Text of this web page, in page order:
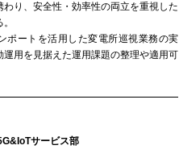
り、安全性・効率性の両立を重視した
ポートを活用した変電所巡視業務の実
用を見据えた運用課題の整理や適用可
サービス部